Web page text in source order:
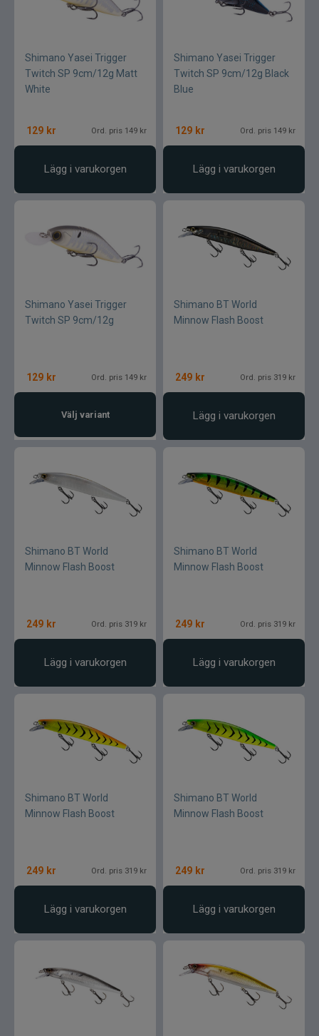
Shimano Yasei Trigger
Twitch SP 9cm/12g Matt
White
129 kr Ord. pris 149 kr
Lägg i varukorgen
Shimano Yasei Trigger
Twitch SP 9cm/12g Black
Blue
129 kr Ord. pris 149 kr
Lägg i varukorgen
Shimano Yasei Trigger
Twitch SP 9cm/12g
129 kr Ord. pris 149 kr
Välj variant
Shimano BT World
Minnow Flash Boost
249 kr Ord. pris 319 kr
Lägg i varukorgen
Shimano BT World
Minnow Flash Boost
249 kr Ord. pris 319 kr
Lägg i varukorgen
Shimano BT World
Minnow Flash Boost
249 kr Ord. pris 319 kr
Lägg i varukorgen
Shimano BT World
Minnow Flash Boost
249 kr Ord. pris 319 kr
Lägg i varukorgen
Shimano BT World
Minnow Flash Boost
249 kr Ord. pris 319 kr
Lägg i varukorgen